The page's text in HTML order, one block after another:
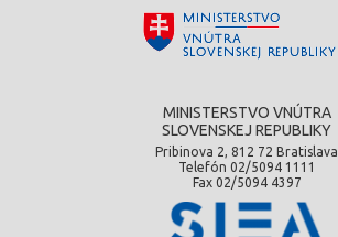
MINISTERSTVO VNÚTRA
SLOVENSKEJ REPUBLIKY
Pribinova 2, 812 72 Bratislava
Telefón 02/5094 1111
Fax 02/5094 4397